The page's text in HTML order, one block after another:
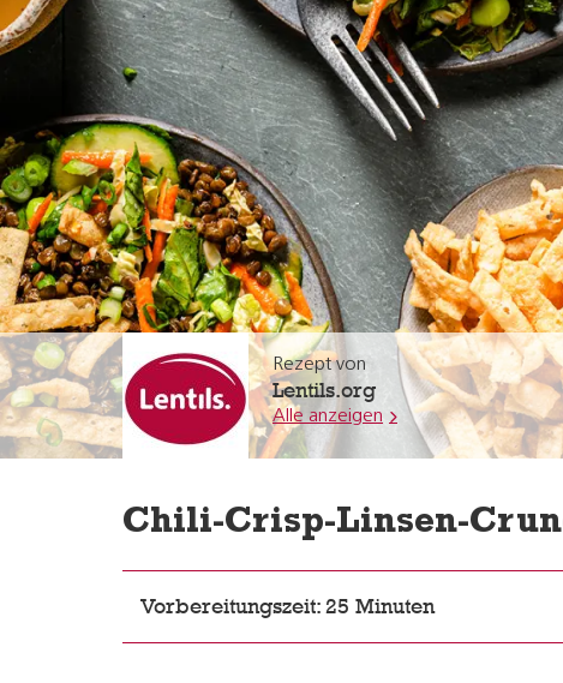
Rezept von
Lentils.org
Alle anzeigen
Chili-Crisp-Linsen-
Vorbereitungszeit: 25 Minuten